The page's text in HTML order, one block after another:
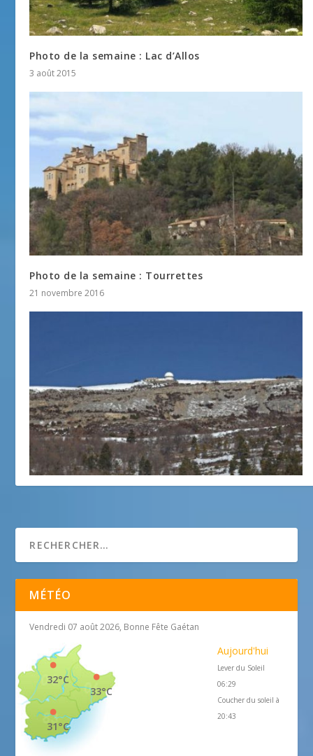
Photo de la semaine : Lac d’Allos
3 août 2015
Photo de la semaine : Tourrettes
21 novembre 2016
MÉTÉO
Vendredi 07 août 2026, Bonne Fête Gaétan
33°C
32°C
31°C
Aujourd'hui
Lever du Soleil
06:29
Coucher du soleil à
20:43